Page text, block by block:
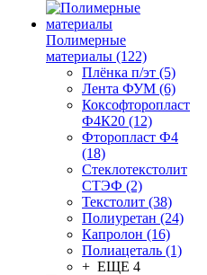
Полимерные
материалы (122)
Плёнка п/эт (5)
Лента ФУМ (6)
Коксофторопласт
Ф4К20 (12)
Фторопласт Ф4
(18)
Стеклотекстолит
СТЭФ (2)
Текстолит (38)
Полиуретан (24)
Капролон (16)
Полиацеталь (1)
+ ЕЩЕ 4